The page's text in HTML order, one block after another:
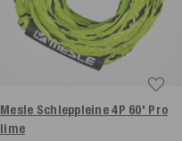
Mesle Schleppleine 4P 60' Pro
lime